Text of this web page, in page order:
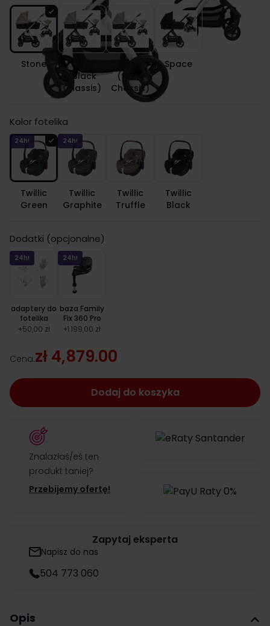
Stone
Sage
(Black
Chassis)
Sage
(Silver
Chassis)
Space
Kolor fotelika
24h!
Twillic
Green
24h!
Twillic
Graphite
Twillic
Truffle
Twillic
Black
Dodatki (opcjonalne)
24h!
adaptery do
fotelika
+50,00 zł
24h!
baza Family
Fix 360 Pro
+1 199,00 zł
Cena:zł 4,879.00
Dodaj do koszyka
Znalazłaś/eś ten
produkt taniej?
Przebijemy ofertę!
Zapytaj eksperta
Napisz do nas
504 773 060
Opis